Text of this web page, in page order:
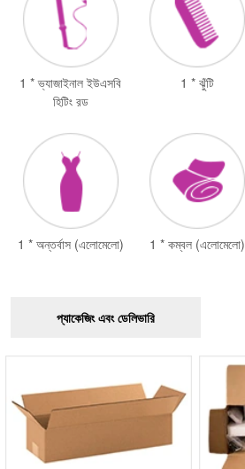
1 * ভ্যাজাইনাল ইউএসবি
হিটিং রড
1 * ঝুঁটি
1 * অন্তর্বাস (এলোমেলো) 1 * কম্বল (এলোমেলো)
প্যাকেজিং এবং ডেলিভারি